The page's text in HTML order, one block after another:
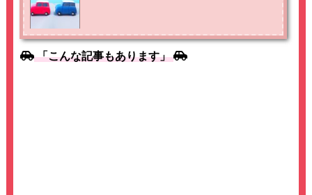
「こんな記事もあります」